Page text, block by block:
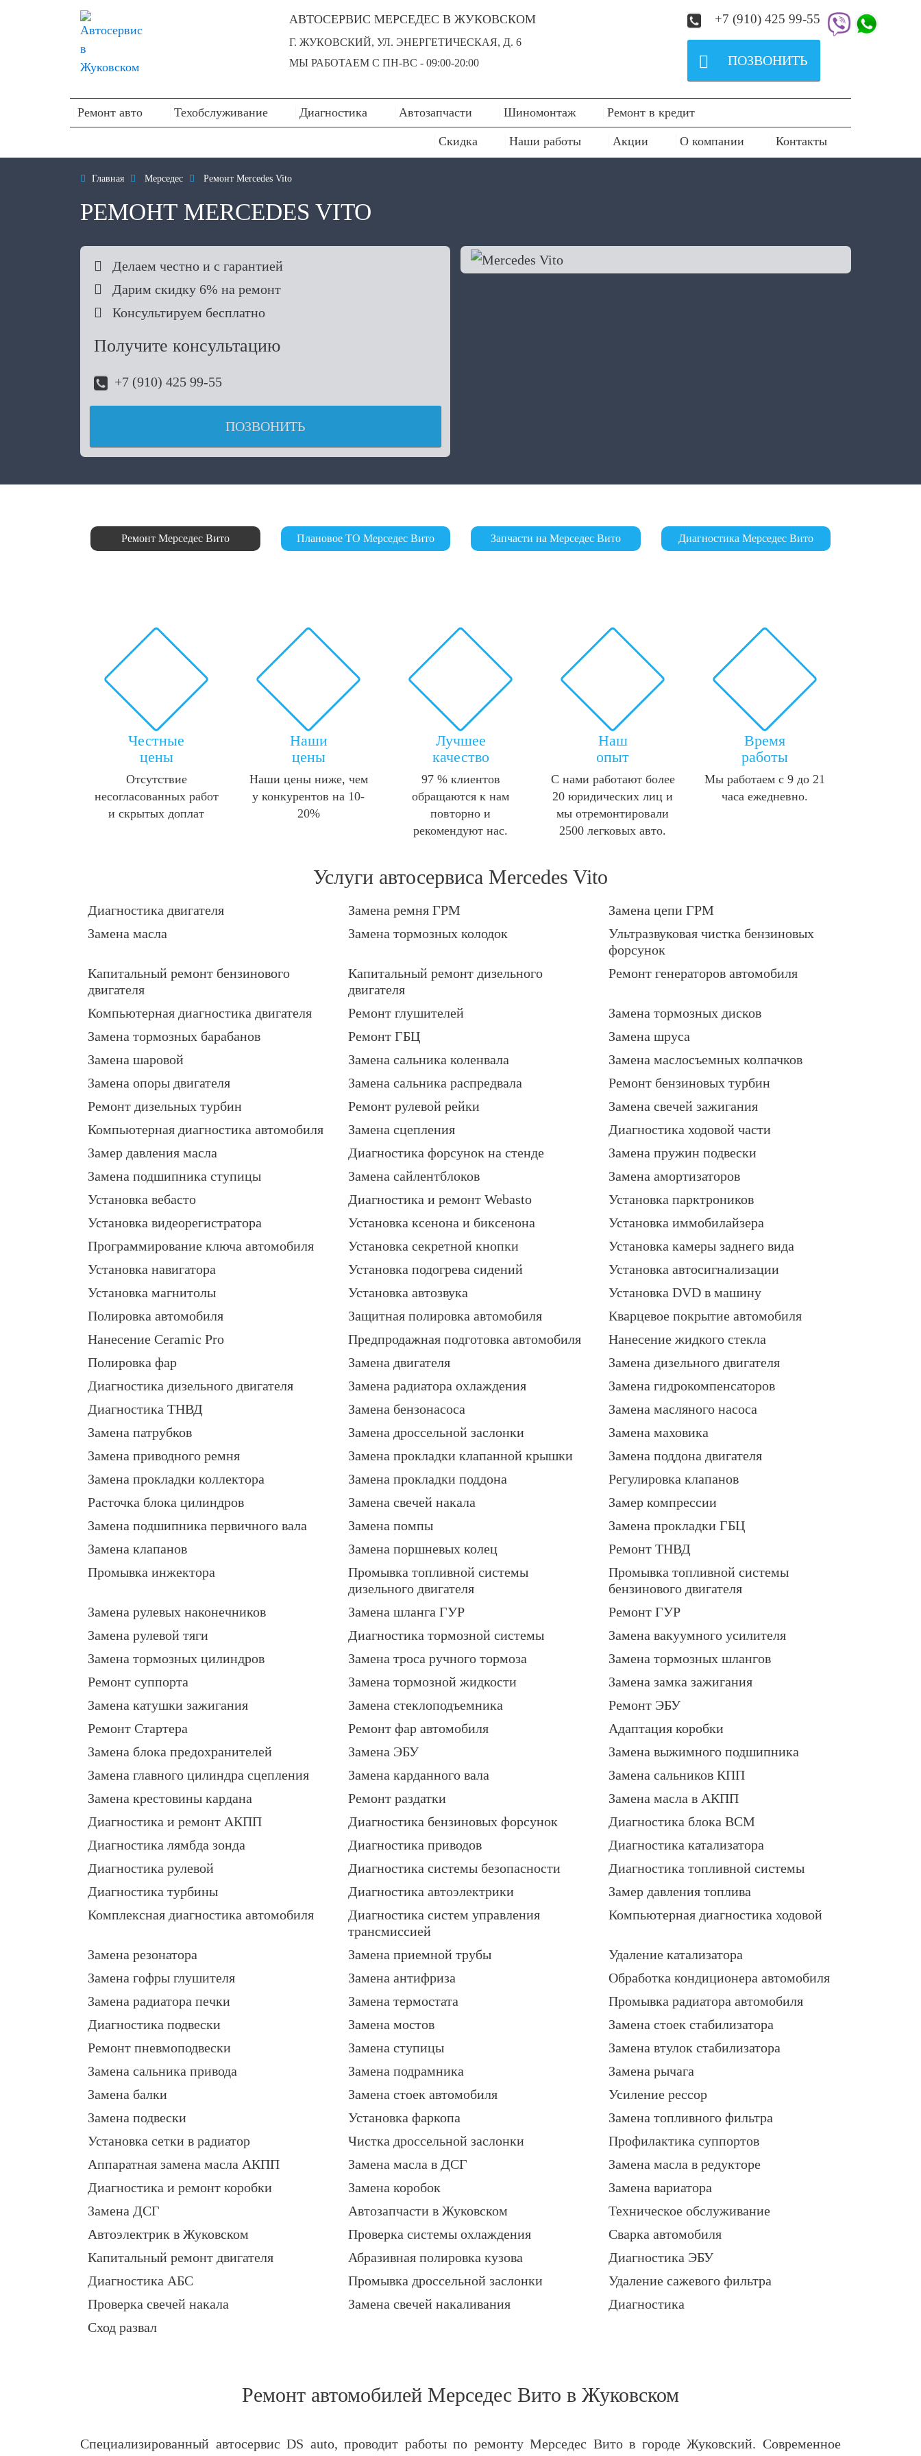
АВТОСЕРВИС МЕРСЕДЕС В ЖУКОВСКОМ
Г. ЖУКОВСКИЙ, УЛ. ЭНЕРГЕТИЧЕСКАЯ, Д. 6
МЫ РАБОТАЕМ С ПН-ВC - 09:00-20:00
+7 (910) 425 99-55
 ПОЗВОНИТЬ
Ремонт авто Техобслуживание Диагностика Автозапчасти Шиномонтаж Ремонт в кредит
Скидка Наши работы Акции О компании Контакты
 Главная  Мерседес  Ремонт Mercedes Vito
РЕМОНТ MERCEDES VITO
 Делаем честно и с гарантией
 Дарим скидку 6% на ремонт
 Консультируем бесплатно
Получите консультацию
+7 (910) 425 99-55
ПОЗВОНИТЬ
Ремонт Мерседес Вито Плановое ТО Мерседес Вито Запчасти на Мерседес Вито Диагностика Мерседес Вито
Честные
цены
Отсутствие
несогласованных работ
и скрытых доплат
Наши
цены
Наши цены ниже, чем
у конкурентов на 10-
20%
Лучшее
качество
97 % клиентов
обращаются к нам
повторно и
рекомендуют нас.
Наш
опыт
С нами работают более
20 юридических лиц и
мы отремонтировали
2500 легковых авто.
Время
работы
Мы работаем с 9 до 21
часа ежедневно.
Услуги автосервиса Mercedes Vito
Диагностика двигателя Замена ремня ГРМ
Замена цепи ГРМ
Замена масла
Замена тормозных колодок
Ультразвуковая чистка бензиновых
форсунок
Капитальный ремонт бензинового
двигателя
Капитальный ремонт дизельного
двигателя
Ремонт генераторов автомобиля
Компьютерная диагностика двигателя Ремонт глушителей
Замена тормозных дисков
Замена тормозных барабанов
Ремонт ГБЦ
Замена шруса
Замена шаровой
Замена сальника коленвала
Замена маслосъемных колпачков
Замена опоры двигателя
Замена сальника распредвала
Ремонт бензиновых турбин
Ремонт дизельных турбин
Ремонт рулевой рейки
Замена свечей зажигания
Компьютерная диагностика автомобиля
Замена сцепления
Диагностика ходовой части
Замер давления масла
Диагностика форсунок на стенде
Замена пружин подвески
Замена подшипника ступицы
Замена сайлентблоков
Замена амортизаторов
Установка вебасто
Диагностика и ремонт Webasto
Установка парктроников
Установка видеорегистратора
Установка ксенона и биксенона
Установка иммобилайзера
Программирование ключа автомобиля
Установка секретной кнопки
Установка камеры заднего вида
Установка навигатора
Установка подогрева сидений
Установка автосигнализации
Установка магнитолы
Установка автозвука
Установка DVD в машину
Полировка автомобиля
Защитная полировка автомобиля
Кварцевое покрытие автомобиля
Нанесение Ceramic Pro
Предпродажная подготовка автомобиля
Нанесение жидкого стекла
Полировка фар
Замена двигателя
Замена дизельного двигателя
Диагностика дизельного двигателя
Замена радиатора охлаждения
Замена гидрокомпенсаторов
Диагностика ТНВД
Замена бензонасоса
Замена масляного насоса
Замена патрубков
Замена дроссельной заслонки
Замена маховика
Замена приводного ремня
Замена прокладки клапанной крышки
Замена поддона двигателя
Замена прокладки коллектора
Замена прокладки поддона
Регулировка клапанов
Расточка блока цилиндров
Замена свечей накала
Замер компрессии
Замена подшипника первичного вала
Замена помпы
Замена прокладки ГБЦ
Замена клапанов
Замена поршневых колец
Ремонт ТНВД
Промывка инжектора
Промывка топливной системы
дизельного двигателя
Промывка топливной системы
бензинового двигателя
Замена рулевых наконечников
Замена шланга ГУР
Ремонт ГУР
Замена рулевой тяги
Диагностика тормозной системы
Замена вакуумного усилителя
Замена тормозных цилиндров
Замена троса ручного тормоза
Замена тормозных шлангов
Ремонт суппорта
Замена тормозной жидкости
Замена замка зажигания
Замена катушки зажигания
Замена стеклоподъемника
Ремонт ЭБУ
Ремонт Стартера
Ремонт фар автомобиля
Адаптация коробки
Замена блока предохранителей
Замена ЭБУ
Замена выжимного подшипника
Замена главного цилиндра сцепления
Замена карданного вала
Замена сальников КПП
Замена крестовины кардана
Ремонт раздатки
Замена масла в АКПП
Диагностика и ремонт АКПП
Диагностика бензиновых форсунок
Диагностика блока BCM
Диагностика лямбда зонда
Диагностика приводов
Диагностика катализатора
Диагностика рулевой
Диагностика системы безопасности
Диагностика топливной системы
Диагностика турбины
Диагностика автоэлектрики
Замер давления топлива
Комплексная диагностика автомобиля
Диагностика систем управления
трансмиссией
Компьютерная диагностика ходовой
Замена резонатора Замена приемной трубы
Удаление катализатора
Замена гофры глушителя
Замена антифриза
Обработка кондиционера автомобиля
Замена радиатора печки
Замена термостата
Промывка радиатора автомобиля
Диагностика подвески
Замена мостов
Замена стоек стабилизатора
Ремонт пневмоподвески
Замена ступицы
Замена втулок стабилизатора
Замена сальника привода
Замена подрамника
Замена рычага
Замена балки
Замена стоек автомобиля
Усиление рессор
Замена подвески
Установка фаркопа
Замена топливного фильтра
Установка сетки в радиатор
Чистка дроссельной заслонки
Профилактика суппортов
Аппаратная замена масла АКПП
Замена масла в ДСГ
Замена масла в редукторе
Диагностика и ремонт коробки
Замена коробок
Замена вариатора
Замена ДСГ
Автозапчасти в Жуковском
Техническое обслуживание
Автоэлектрик в Жуковском
Проверка системы охлаждения
Сварка автомобиля
Капитальный ремонт двигателя
Абразивная полировка кузова
Диагностика ЭБУ
Диагностика АБС
Промывка дроссельной заслонки
Удаление сажевого фильтра
Проверка свечей накала
Замена свечей накаливания
Диагностика
Сход развал
Ремонт автомобилей Мерседес Вито в Жуковском
Специализированный автосервис DS auto, проводит работы по ремонту Мерседес Вито в городе Жуковский. Современное